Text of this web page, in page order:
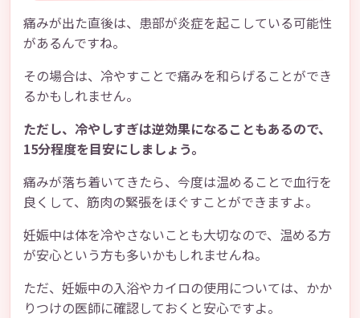
痛みが出た直後は、患部が炎症を起こしている可能性
があるんですね。
その場合は、冷やすことで痛みを和らげることができ
るかもしれません。
ただし、冷やしすぎは逆効果になることもあるので、
15分程度を目安にしましょう。
痛みが落ち着いてきたら、今度は温めることで血行を
良くして、筋肉の緊張をほぐすことができますよ。
妊娠中は体を冷やさないことも大切なので、温める方
が安心という方も多いかもしれませんね。
ただ、妊娠中の入浴やカイロの使用については、かか
りつけの医師に確認しておくと安心ですよ。